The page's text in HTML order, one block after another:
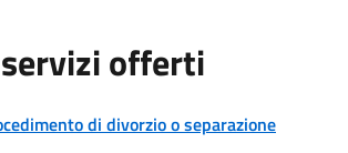
offerti
di divorzio o separazione